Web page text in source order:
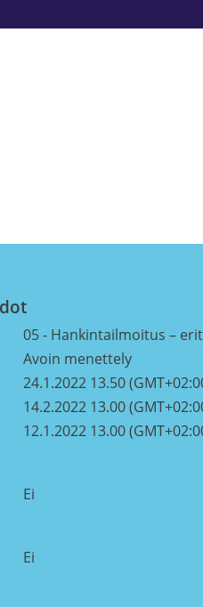
05 - Hankintailmoitus –
Avoin menettely
24.1.2022 13.50
14.2.2022 13.00
12.1.2022 13.00
Ei
Ei